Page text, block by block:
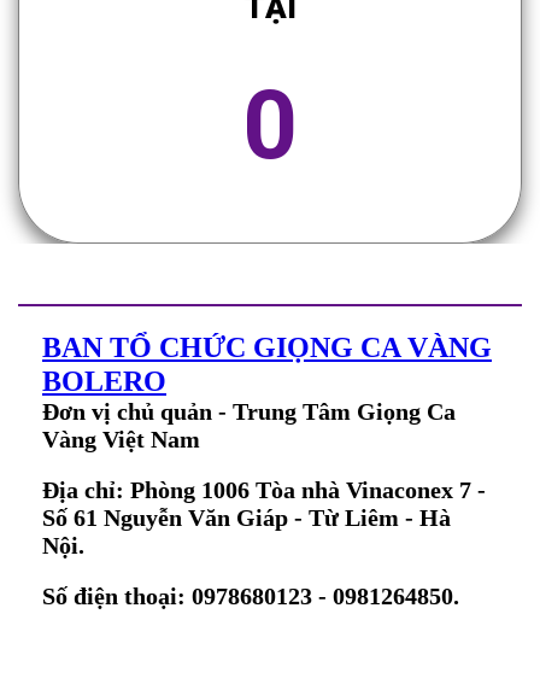
TẠI
0
BAN TỔ CHỨC GIỌNG CA VÀNG
BOLERO
Đơn vị chủ quản - Trung Tâm Giọng Ca
Vàng Việt Nam
Địa chỉ: Phòng 1006 Tòa nhà Vinaconex 7 -
Số 61 Nguyễn Văn Giáp - Từ Liêm - Hà
Nội.
Số điện thoại: 0978680123 - 0981264850.